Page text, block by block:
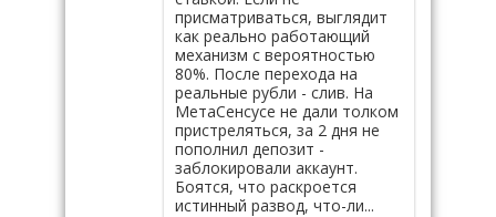
присматриваться, выглядит
как реально работающий
механизм с вероятностью
80%. После перехода на
реальные рубли - слив. На
МетаСенсусе не дали толком
пристреляться, за 2 дня не
пополнил депозит -
заблокировали аккаунт.
Боятся, что раскроется
истинный развод, что-ли...